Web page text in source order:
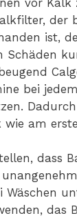
der
ist,
Schäden
bei
wie am
dass
das